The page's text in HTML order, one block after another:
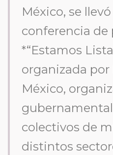
México, se
conferencia de
*“Estamos
organizada
México,
colectivos de
distintos